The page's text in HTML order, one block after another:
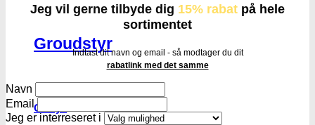
Groudstyr
Grolys
Jeg vil gerne tilbyde dig 15% rabat på hele
sortimentet
Indtast dit navn og email - så modtager du dit
rabatlink med det samme
Navn
Email
Jeg er interreseret i